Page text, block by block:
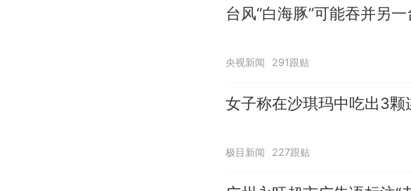
台风“白海豚”可能吞并另一
央视新闻 291跟贴
女子称在沙琪玛中吃出3
极目新闻 227跟贴